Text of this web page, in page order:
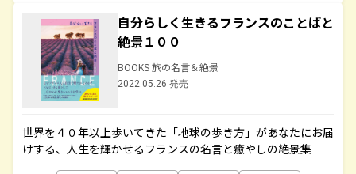
自分らしく生きるフランスのことばと
絶景１００
BOOKS 旅の名言＆絶景
2022.05.26 発売
世界を４０年以上歩いてきた「地球の歩き方」があなたにお届
けする、人生を輝かせるフランスの名言と癒やしの絶景集